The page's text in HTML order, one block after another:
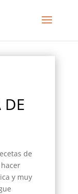
DE
de
y muy